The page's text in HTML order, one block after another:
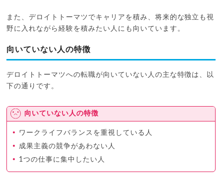
また、デロイトトーマツでキャリアを積み、将来的な独立も視
野に入れながら経験を積みたい人にも向いています。
向いていない人の特徴
デロイトトーマツへの転職が向いていない人の主な特徴は、以
下の通りです。
向いていない人の特徴
ワークライフバランスを重視している人
成果主義の競争があわない人
1つの仕事に集中したい人